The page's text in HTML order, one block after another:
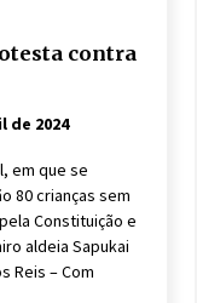
contra
de 2024
em que se
80 crianças sem
Constituição e
aldeia Sapukai
Reis – Com